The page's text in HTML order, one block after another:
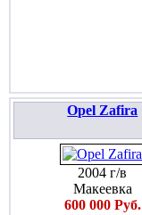
Opel Zafira
2004 г/в
Макеевка
600 000 Руб.